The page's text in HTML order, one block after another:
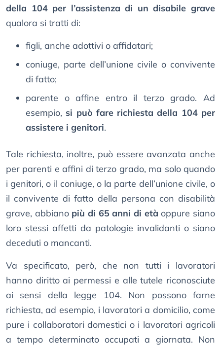
della 104 per l’assistenza di un disabile grave
qualora si tratti di:
figli, anche adottivi o affidatari;
coniuge, parte dell’unione civile o convivente
di fatto;
parente o affine entro il terzo grado. Ad
esempio, si può fare richiesta della 104 per
assistere i genitori.
Tale richiesta, inoltre, può essere avanzata anche
per parenti e affini di terzo grado, ma solo quando
i genitori, o il coniuge, o la parte dell’unione civile, o
il convivente di fatto della persona con disabilità
grave, abbiano più di 65 anni di età oppure siano
loro stessi affetti da patologie invalidanti o siano
deceduti o mancanti.
Va specificato, però, che non tutti i lavoratori
hanno diritto ai permessi e alle tutele riconosciute
ai sensi della legge 104. Non possono farne
richiesta, ad esempio, i lavoratori a domicilio, come
pure i collaboratori domestici o i lavoratori agricoli
a tempo determinato occupati a giornata. Non